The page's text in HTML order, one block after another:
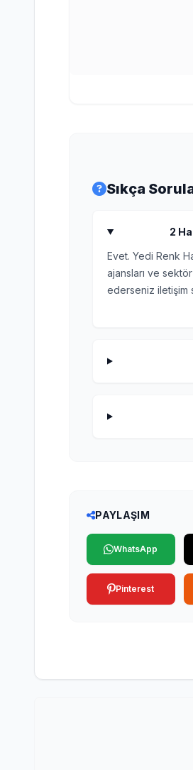
Sıkça
2
Evet. Yedi Renk
ajansları ve
ederseniz iletişim
PAYLAŞIM
WhatsApp
Pinterest